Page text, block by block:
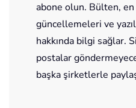
abone olun. Bülten, en
güncellemeleri ve
hakkında bilgi sağlar.
postalar
başka şirketlerle